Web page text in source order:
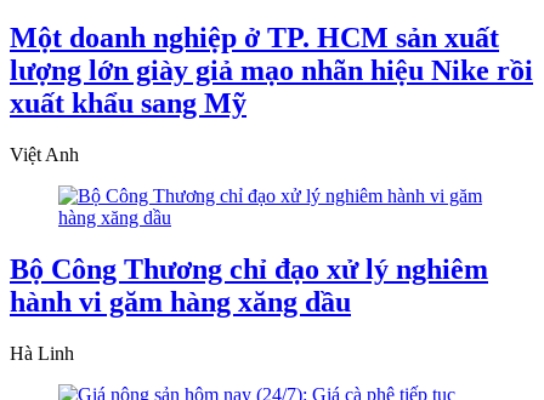
Một doanh nghiệp ở TP. HCM sản xuất
lượng lớn giày giả mạo nhãn hiệu Nike rồi
xuất khẩu sang Mỹ
Việt Anh
Bộ Công Thương chỉ đạo xử lý nghiêm
hành vi găm hàng xăng dầu
Hà Linh